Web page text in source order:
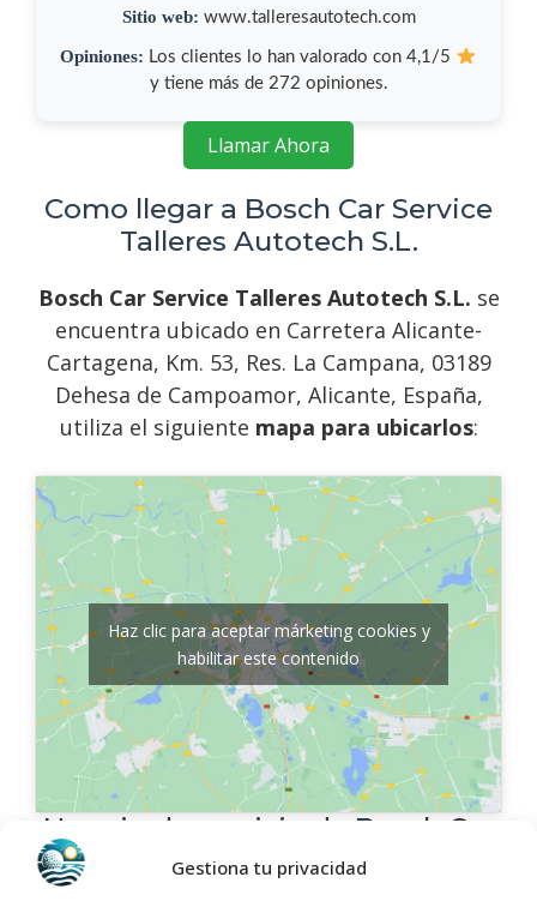
Gestiona tu privacidad
Sitio web: www.talleresautotech.com
Opiniones: Los clientes lo han valorado con 4,1/5
y tiene más de 272 opiniones.
Llamar Ahora
Como llegar a Bosch Car Service
Talleres Autotech S.L.
Bosch Car Service Talleres Autotech S.L. se
encuentra ubicado en Carretera Alicante-
Cartagena, Km. 53, Res. La Campana, 03189
Dehesa de Campoamor, Alicante, España,
utiliza el siguiente mapa para ubicarlos:
Haz clic para aceptar márketing cookies y
habilitar este contenido
Horario de servicio de Bosch Car
Service Talleres Autotech S.L.